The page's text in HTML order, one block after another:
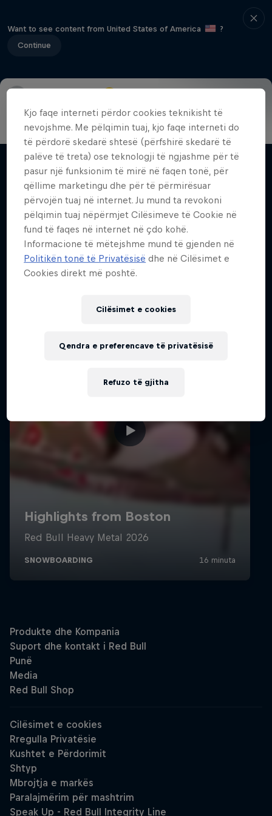
Want to see content from United States of America
?
Continue
Info Duels Videos Revelstoke recap Selkirk
Filma dhe shfaqje
Volare: Valentino Guseli
The life of an Australian snowboarding
prodigy
Videot e ngjashme
Kjo faqe interneti përdor cookies teknikisht të
nevojshme. Me pëlqimin tuaj, kjo faqe interneti do
të përdorë skedarë shtesë (përfshirë skedarë të
palëve të treta) ose teknologji të ngjashme për të
pasur një funksionim të mirë në faqen tonë, për
qëllime marketingu dhe për të përmirësuar
përvojën tuaj në internet. Ju mund ta revokoni
pëlqimin tuaj nëpërmjet Cilësimeve të Cookie në
fund të faqes në internet në çdo kohë.
Informacione të mëtejshme mund të gjenden në
Politikën tonë të Privatësisë dhe në Cilësimet e
Cookies direkt më poshtë.
Cilësimet e cookies
Refuzo të gjitha
Qendra e preferencave të privatësisë